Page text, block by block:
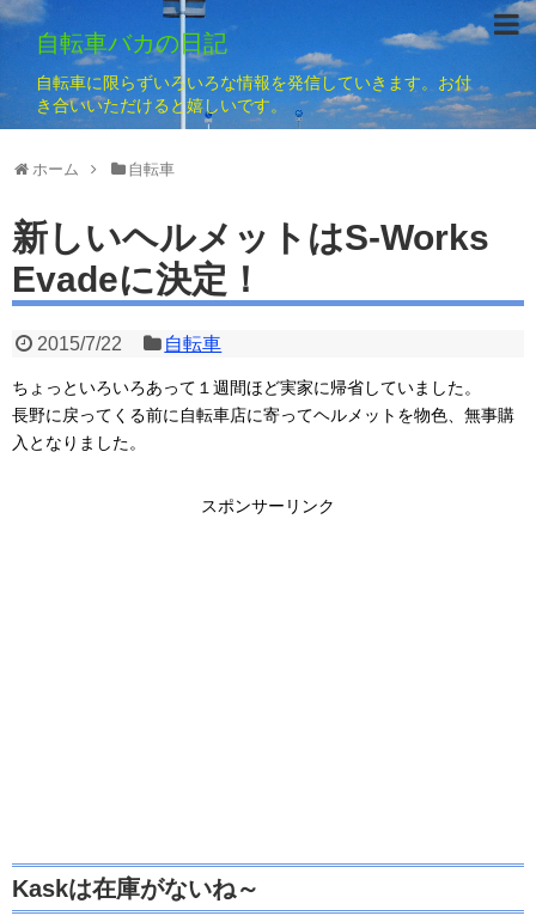
自転車バカの日記
自転車に限らずいろいろな情報を発信していきます。お付
き合いいただけると嬉しいです。
ホーム 自転車
新しいヘルメットはS-Works
Evadeに決定！
2015/7/22 自転車
ちょっといろいろあって１週間ほど実家に帰省していました。
長野に戻ってくる前に自転車店に寄ってヘルメットを物色、無事購
入となりました。
スポンサーリンク
Kaskは在庫がないね～